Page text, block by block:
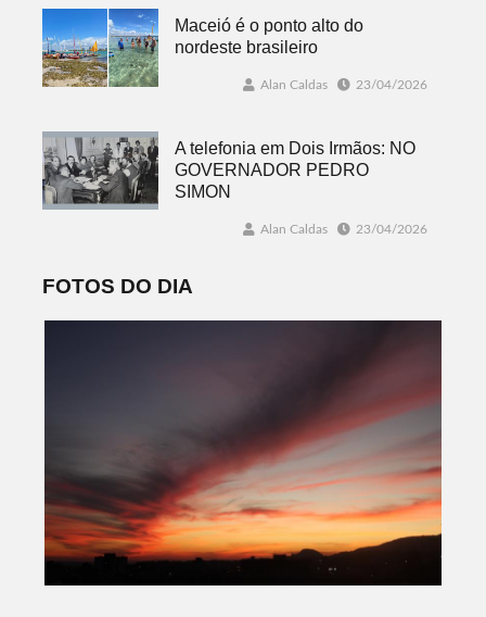
Maceió é o ponto alto do
nordeste brasileiro
Alan Caldas 23/04/2026
A telefonia em Dois Irmãos: NO
GOVERNADOR PEDRO
SIMON
Alan Caldas 23/04/2026
FOTOS DO DIA